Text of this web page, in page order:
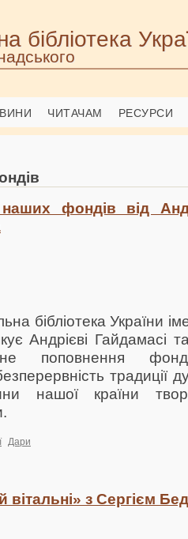
бібліотека
ЧИТАЧАМ РЕСУРСИ
фондів від
бібліотека України
Андрієві Гайдамасі
поповнення
традиції
нашої країни
Дари
вітальні» з Сергієм